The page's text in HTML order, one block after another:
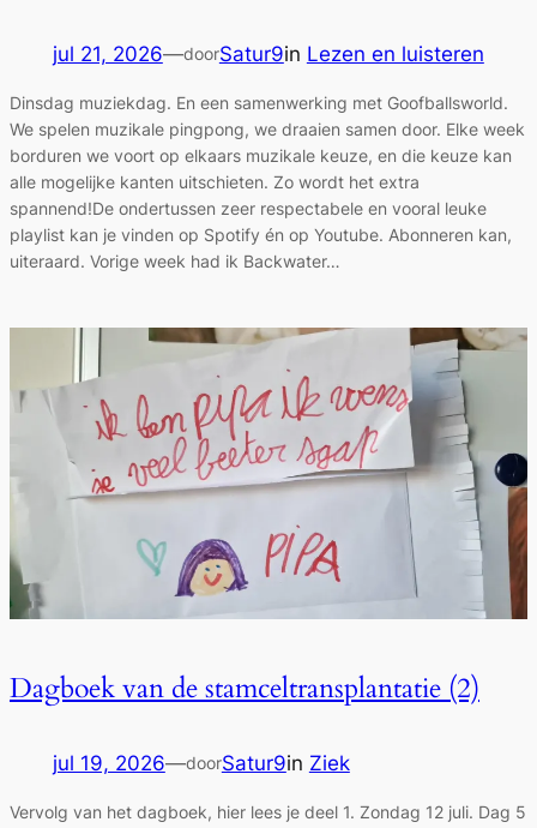
jul 21, 2026—doorSatur9in Lezen en luisteren
Dinsdag muziekdag. En een samenwerking met Goofballsworld.
We spelen muzikale pingpong, we draaien samen door. Elke week
borduren we voort op elkaars muzikale keuze, en die keuze kan
alle mogelijke kanten uitschieten. Zo wordt het extra
spannend!De ondertussen zeer respectabele en vooral leuke
playlist kan je vinden op Spotify én op Youtube. Abonneren kan,
uiteraard. Vorige week had ik Backwater…
Dagboek van de stamceltransplantatie (2)
jul 19, 2026—doorSatur9in Ziek
Vervolg van het dagboek, hier lees je deel 1. Zondag 12 juli. Dag 5